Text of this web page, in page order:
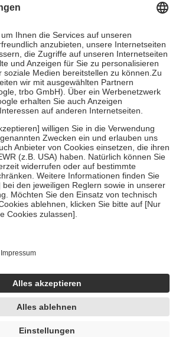
Zuzahlungen in Höhe von zehn
Es sind jedoch nie mehr als die tatsächlichen
entrichten.
auch für Online-Apotheken.
Krankenpflege beträgt die
der Kosten sowie zehn Euro je
Versicherten für ihre eigene Gesundheit zu
Stellung der Familie zu unterstützen,
an bei:
bis zum vollendeten 18. Lebensjahr
Vorsorge und Früherkennung, die von der
dass es sich um echte Bewertungen
hc/de/articles/4419944605341
wurden unter Zuhilfenahme künstlicher